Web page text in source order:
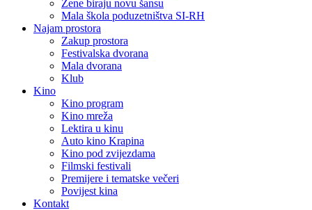
Žene biraju novu šansu
Mala škola poduzetništva SI-RH
Najam prostora
Zakup prostora
Festivalska dvorana
Mala dvorana
Klub
Kino
Kino program
Kino mreža
Lektira u kinu
Auto kino Krapina
Kino pod zvijezdama
Filmski festivali
Premijere i tematske večeri
Povijest kina
Kontakt